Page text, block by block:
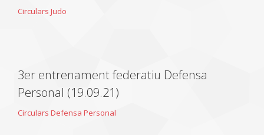
Circulars Judo
3er entrenament federatiu Defensa
Personal (19.09.21)
Circulars Defensa Personal